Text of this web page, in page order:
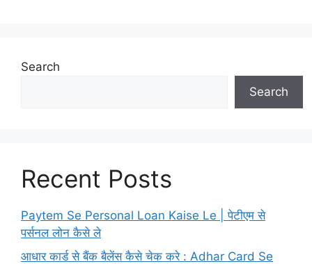
Search
Search
Recent Posts
Paytem Se Personal Loan Kaise Le | पेटीएम से
पर्सनल लोन कैसे ले
आधार कार्ड से बैंक बैलेंस कैसे चेक करे : Adhar Card Se